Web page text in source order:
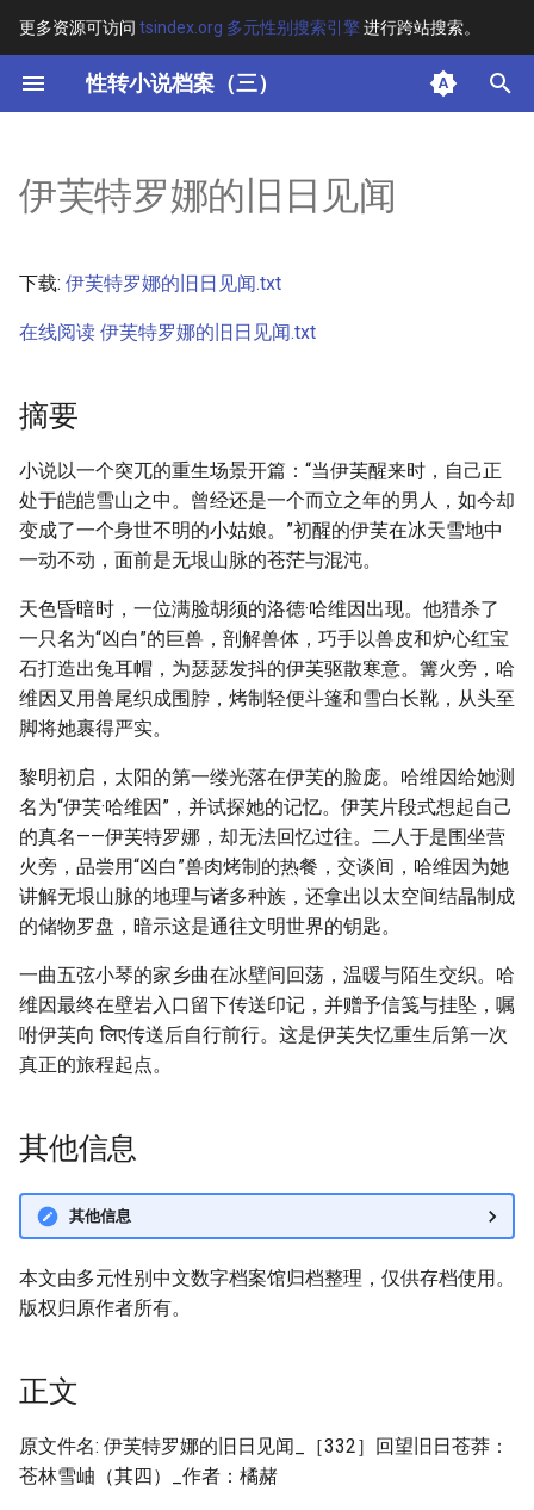
更多资源可访问 tsindex.org 多元性别搜索引擎进行跨站搜索。
性转小说档案（三）
键
开
搜
索
其他信息
正文
伊芙特罗娜的旧日见闻
下载: 伊芙特罗娜的旧日见闻.txt
在线阅读 伊芙特罗娜的旧日见闻.txt
摘要
小说以一个突兀的重生场景开篇：“当伊芙醒来时，自己正
处于皑皑雪山之中。曾经还是一个而立之年的男人，如今却
变成了一个身世不明的小姑娘。”初醒的伊芙在冰天雪地中
一动不动，面前是无垠山脉的苍茫与混沌。
天色昏暗时，一位满脸胡须的洛德·哈维因出现。他猎杀了
一只名为“凶白”的巨兽，剖解兽体，巧手以兽皮和炉心红宝
石打造出兔耳帽，为瑟瑟发抖的伊芙驱散寒意。篝火旁，哈
维因又用兽尾织成围脖，烤制轻便斗篷和雪白长靴，从头至
脚将她裹得严实。
黎明初启，太阳的第一缕光落在伊芙的脸庞。哈维因给她测
名为“伊芙·哈维因”，并试探她的记忆。伊芙片段式想起自己
的真名——伊芙特罗娜，却无法回忆过往。二人于是围坐营
火旁，品尝用“凶白”兽肉烤制的热餐，交谈间，哈维因为她
讲解无垠山脉的地理与诸多种族，还拿出以太空间结晶制成
的储物罗盘，暗示这是通往文明世界的钥匙。
一曲五弦小琴的家乡曲在冰壁间回荡，温暖与陌生交织。哈
维因最终在壁岩入口留下传送印记，并赠予信笺与挂坠，嘱
咐伊芙向 लिए传送后自行前行。这是伊芙失忆重生后第一次
真正的旅程起点。
其他信息
其他信息
本文由多元性别中文数字档案馆归档整理，仅供存档使用。
版权归原作者所有。
正文
原文件名: 伊芙特罗娜的旧日见闻_［332］回望旧日苍莽：
苍林雪岫（其四）_作者：橘赭